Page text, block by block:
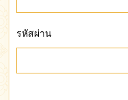
รหัสผ่าน